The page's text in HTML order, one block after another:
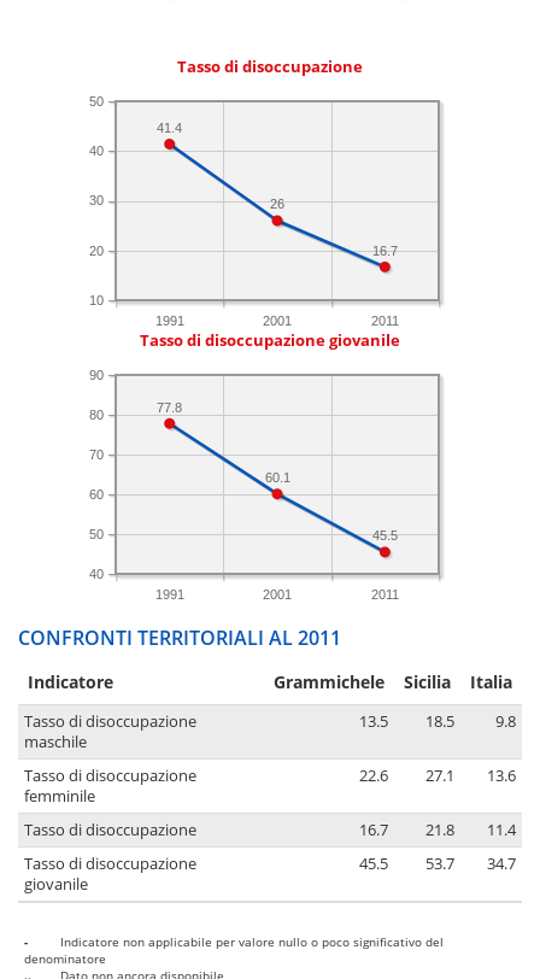
Tasso di disoccupazione
1991 2001 2011
10
20
30
40
50
16.7
26
41.4
Tasso di disoccupazione giovanile
1991 2001 2011
40
50
60
70
80
90
45.5
60.1
77.8
CONFRONTI TERRITORIALI AL 2011
Indicatore Grammichele Sicilia Italia
Tasso di disoccupazione
maschile
13.5 18.5 9.8
Tasso di disoccupazione
femminile
22.6 27.1 13.6
Tasso di disoccupazione 16.7 21.8
11.4
Tasso di disoccupazione
giovanile
45.5 53.7 34.7
-
Indicatore non applicabile per valore nullo o poco significativo del
denominatore